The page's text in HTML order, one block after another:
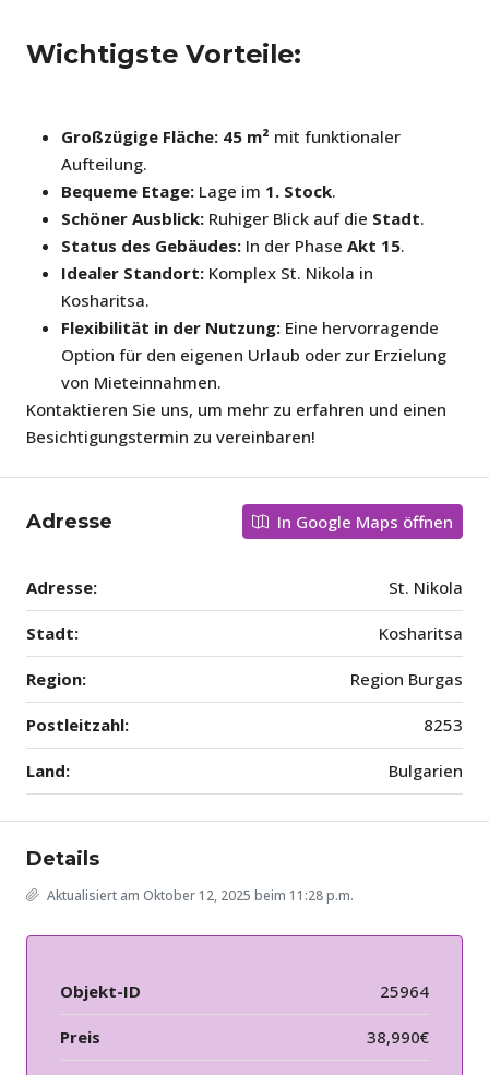
Wichtigste Vorteile:
Großzügige Fläche: 45 m² mit funktionaler
Aufteilung.
Bequeme Etage: Lage im 1. Stock.
Schöner Ausblick: Ruhiger Blick auf die Stadt.
Status des Gebäudes: In der Phase Akt 15.
Idealer Standort: Komplex St. Nikola in
Kosharitsa.
Flexibilität in der Nutzung: Eine hervorragende
Option für den eigenen Urlaub oder zur Erzielung
von Mieteinnahmen.
Kontaktieren Sie uns, um mehr zu erfahren und einen
Besichtigungstermin zu vereinbaren!
Adresse In Google Maps öffnen
Adresse: St. Nikola
Stadt: Kosharitsa
Region: Region Burgas
Postleitzahl: 8253
Land: Bulgarien
Details
Aktualisiert am Oktober 12, 2025 beim 11:28 p.m.
Objekt-ID 25964
Preis 38,990€